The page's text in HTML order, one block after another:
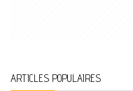
ARTICLES POPULAIRES